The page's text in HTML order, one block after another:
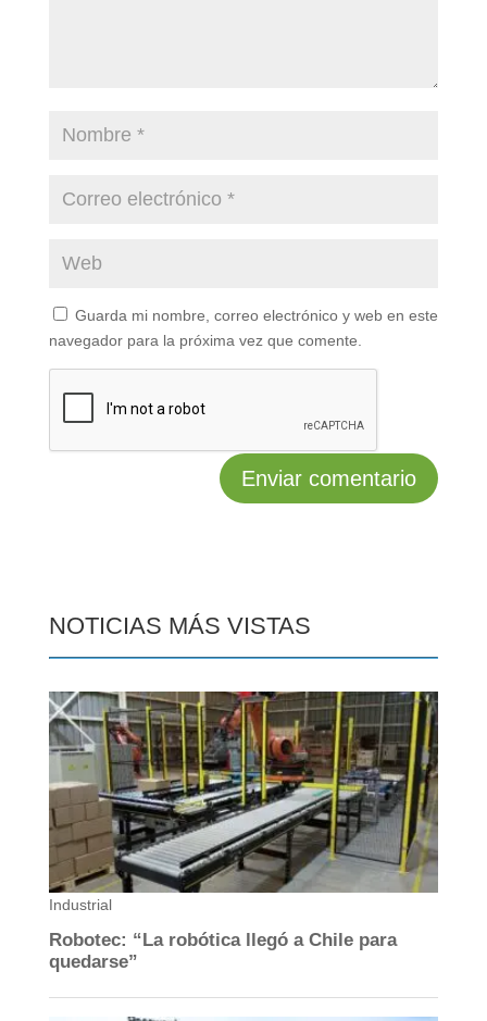
Guarda mi nombre, correo electrónico y web en este
navegador para la próxima vez que comente.
NOTICIAS MÁS VISTAS